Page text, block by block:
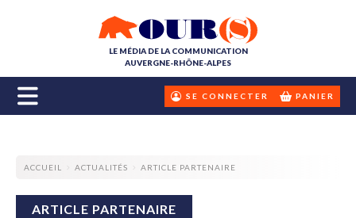
LE MÉDIA DE LA COMMUNICATION
AUVERGNE-RHÔNE-ALPES
SE CONNECTER PANIER
ACCUEIL ACTUALITÉS ARTICLE PARTENAIRE
ARTICLE PARTENAIRE